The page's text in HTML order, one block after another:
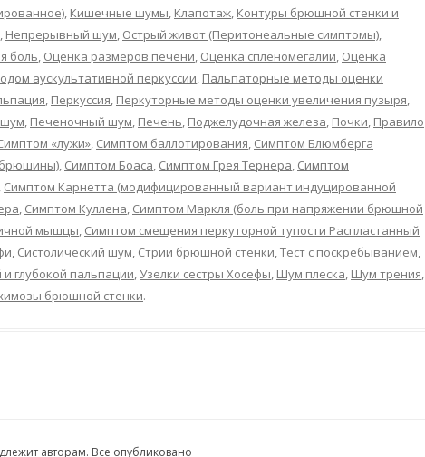
, Кишечные шумы, Клапотаж, Контуры брюшной стенки и
, Непрерывный шум, Острый живот (Перитонеальные симптомы),
боль, Оценка размеров печени, Оценка спленомегалии, Оценка
аускультативной перкуссии, Пальпаторные методы оценки
, Перкуссия, Перкуторные методы оценки увеличения пузыря,
, Печеночный шум, Печень, Поджелудочная железа, Почки, Правило
«лужи», Симптом баллотирования, Симптом Блюмберга
, Симптом Боаса, Симптом Грея Тернера, Симптом
, Симптом Карнетта (модифицированный вариант индуцированной
, Симптом Куллена, Симптом Маркля (боль при напряжении брюшной
мышцы, Симптом смещения перкуторной тупости Распластанный
, Систолический шум, Стрии брюшной стенки,Тест с поскребыванием,
глубокой пальпации,Узелки сестры Хосефы, Шум плеска, Шум трения,
брюшной стенки.
авторам. Все опубликовано